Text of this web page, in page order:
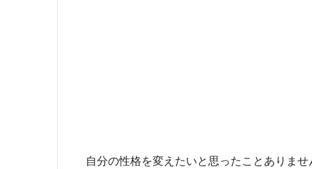
自分の性格を変えたいと思ったことありませ